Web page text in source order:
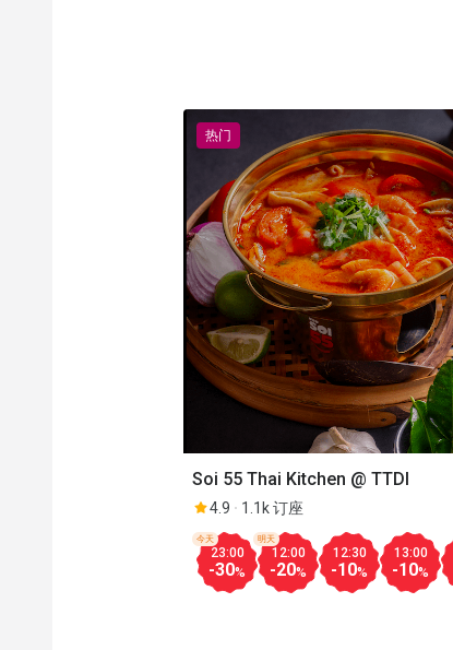
Soi 55 Thai Kitchen @ TTDI
4.9 1.1k 订座
23:00
-30%
今天
12:00
-20%
明天
12:30
-10%
13:00
-10%
热门